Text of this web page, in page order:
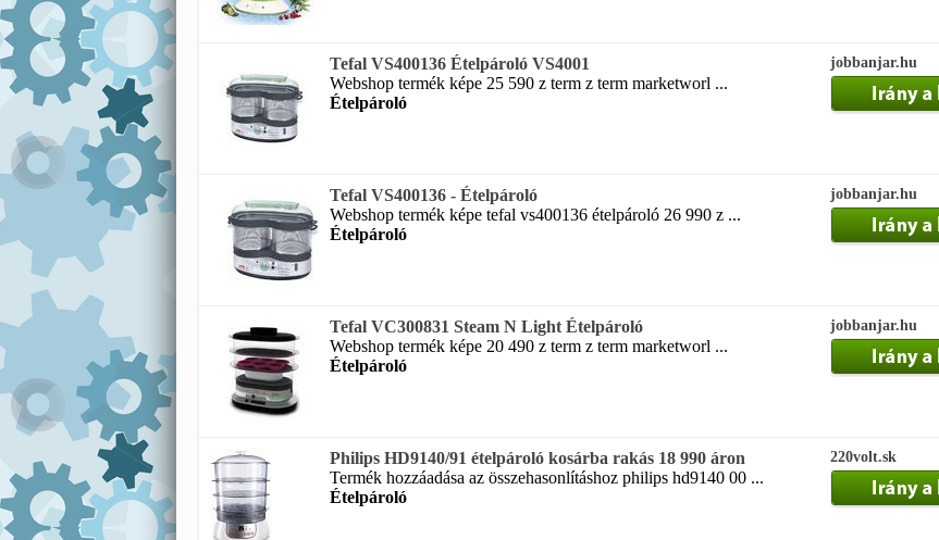
Tefal VS400136 Ételpároló VS4001
Webshop termék képe 25 590 z term z term marketworl ...
Ételpároló
jobbanjar.hu
Tefal VS400136 - Ételpároló
Webshop termék képe tefal vs400136 ételpároló 26 990 z ...
Ételpároló
jobbanjar.hu
Tefal VC300831 Steam N Light Ételpároló
Webshop termék képe 20 490 z term z term marketworl ...
Ételpároló
jobbanjar.hu
Philips HD9140/91 ételpároló kosárba rakás 18 990 áron
Termék hozzáadása az összehasonlításhoz philips hd9140 00 ...
Ételpároló
220volt.sk